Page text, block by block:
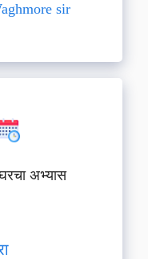
sir
अभ्यास